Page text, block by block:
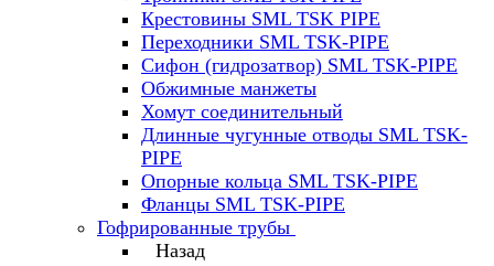
Крестовины SML TSK PIPE
Переходники SML TSK-PIPE
Сифон (гидрозатвор) SML TSK-PIPE
Обжимные манжеты
Хомут соединительный
Длинные чугунные отводы SML TSK-
PIPE
Опорные кольца SML TSK-PIPE
Фланцы SML TSK-PIPE
Гофрированные трубы
Назад